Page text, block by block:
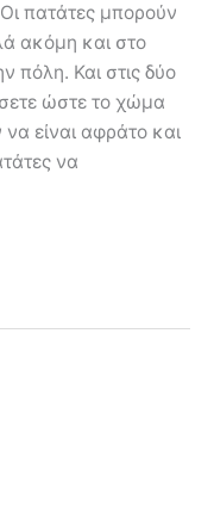
πατάτες μπορούν
ακόμη και στο
πόλη. Και στις δύο
ώστε το χώμα
είναι αφράτο και
να